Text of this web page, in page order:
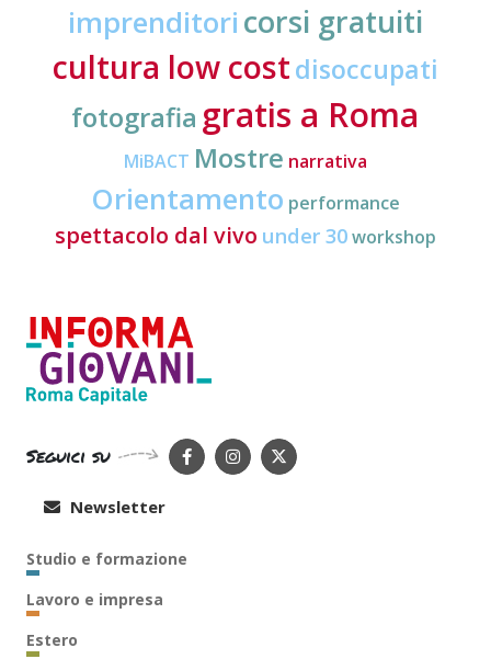
imprenditori corsi gratuiti
cultura low costdisoccupati
fotografia gratis a Roma
MiBACT Mostre narrativa
Orientamento performance
spettacolo dal vivo under 30workshop
Seguici su
Newsletter
Studio e formazione
Lavoro e impresa
Estero